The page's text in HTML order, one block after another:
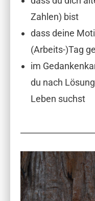
Zahlen) bist
dass deine
(Arbeits-)Tag
im
du nach
Leben suchst